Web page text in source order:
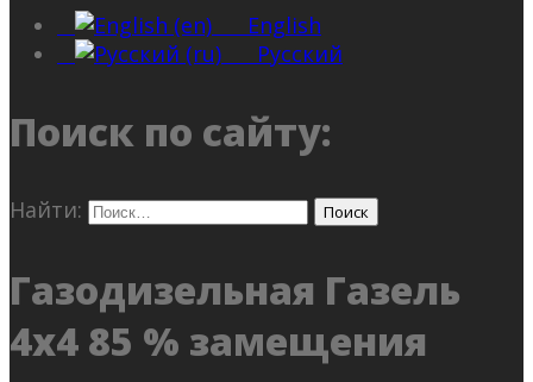
English
Русский
Поиск по сайту:
Найти:
Газодизельная Газель
4х4 85 % замещения